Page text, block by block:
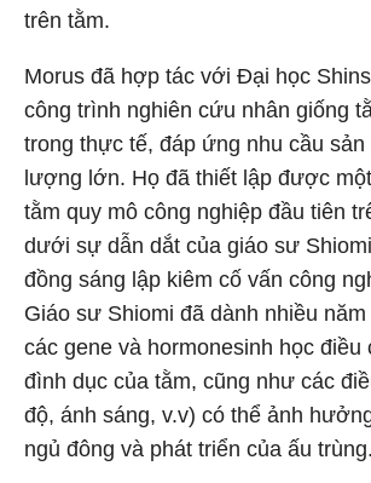
trên tằm.
Morus đã hợp tác với Đại học
công trình nghiên cứu nhân giống
trong thực tế, đáp ứng nhu cầu sản
lượng lớn. Họ đã thiết lập được
tằm quy mô công nghiệp đầu tiên
dưới sự dẫn dắt của giáo sư
đồng sáng lập kiêm cố vấn công
Giáo sư Shiomi đã dành nhiều
các gene và hormonesinh học điều
đình dục của tằm, cũng như các
độ, ánh sáng, v.v) có thể ảnh
ngủ đông và phát triển của ấu trùng.